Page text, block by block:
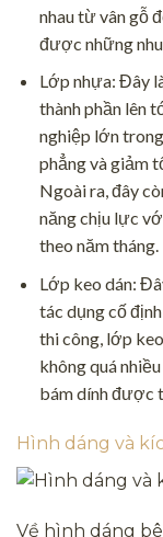
nhau từ vân gỗ
được những
Lớp nhựa: Đây
thành phần lên
nghiệp lớn
phẳng và giảm
Ngoài ra, đây
năng chịu lực
theo năm tháng.
Lớp keo dán:
tác dụng cố
thi công, lớp
không quá
bám dính được
Hình dáng và
Về hình dáng